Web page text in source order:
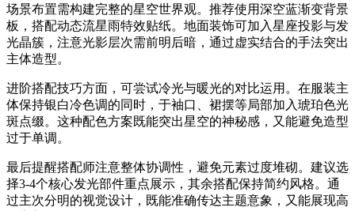
场景布置需构建完整的星空世界观。推荐使用深空蓝渐变背景
板，搭配动态流星雨特效贴纸。地面装饰可加入星座投影与发
光晶簇，注意光影层次需前明后暗，通过虚实结合的手法突出
主体造型。
进阶搭配技巧方面，可尝试冷光与暖光的对比运用。在服装主
体保持银白冷色调的同时，于袖口、裙摆等局部加入琥珀色光
斑点缀。这种配色方案既能突出星空的神秘感，又能避免造型
过于单调。
最后提醒搭配师注意整体协调性，避免元素过度堆砌。建议选
择3-4个核心发光部件重点展示，其余搭配保持简约风格。通
过主次分明的视觉设计，既能准确传达主题意象，又能展现高